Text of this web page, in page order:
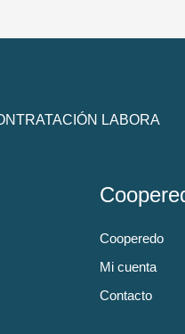
LABORA
Cooperedo
Mi cuenta
Contacto